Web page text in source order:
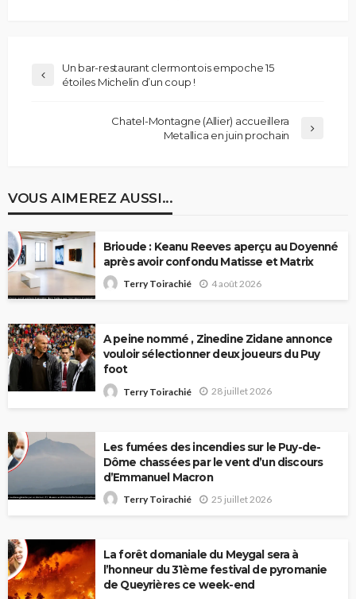
Un bar-restaurant clermontois empoche 15
étoiles Michelin d’un coup !
Chatel-Montagne (Allier) accueillera
Metallica en juin prochain
VOUS AIMEREZ AUSSI...
Brioude : Keanu Reeves aperçu au Doyenné
après avoir confondu Matisse et Matrix
Terry Toirachié 4 août 2026
A peine nommé , Zinedine Zidane annonce
vouloir sélectionner deux joueurs du Puy
foot
Terry Toirachié 28 juillet 2026
Les fumées des incendies sur le Puy-de-
Dôme chassées par le vent d’un discours
d’Emmanuel Macron
Terry Toirachié 25 juillet 2026
La forêt domaniale du Meygal sera à
l’honneur du 31ème festival de pyromanie
de Queyrières ce week-end